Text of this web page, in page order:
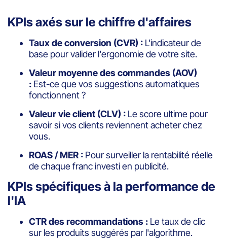
KPIs axés sur le chiffre d'affaires
Taux de conversion (CVR) : L'indicateur de
base pour valider l'ergonomie de votre site.
Valeur moyenne des commandes (AOV)
: Est-ce que vos suggestions automatiques
fonctionnent ?
Valeur vie client (CLV) : Le score ultime pour
savoir si vos clients reviennent acheter chez
vous.
ROAS / MER : Pour surveiller la rentabilité réelle
de chaque franc investi en publicité.
KPIs spécifiques à la performance de
l'IA
CTR des recommandations : Le taux de clic
sur les produits suggérés par l'algorithme.